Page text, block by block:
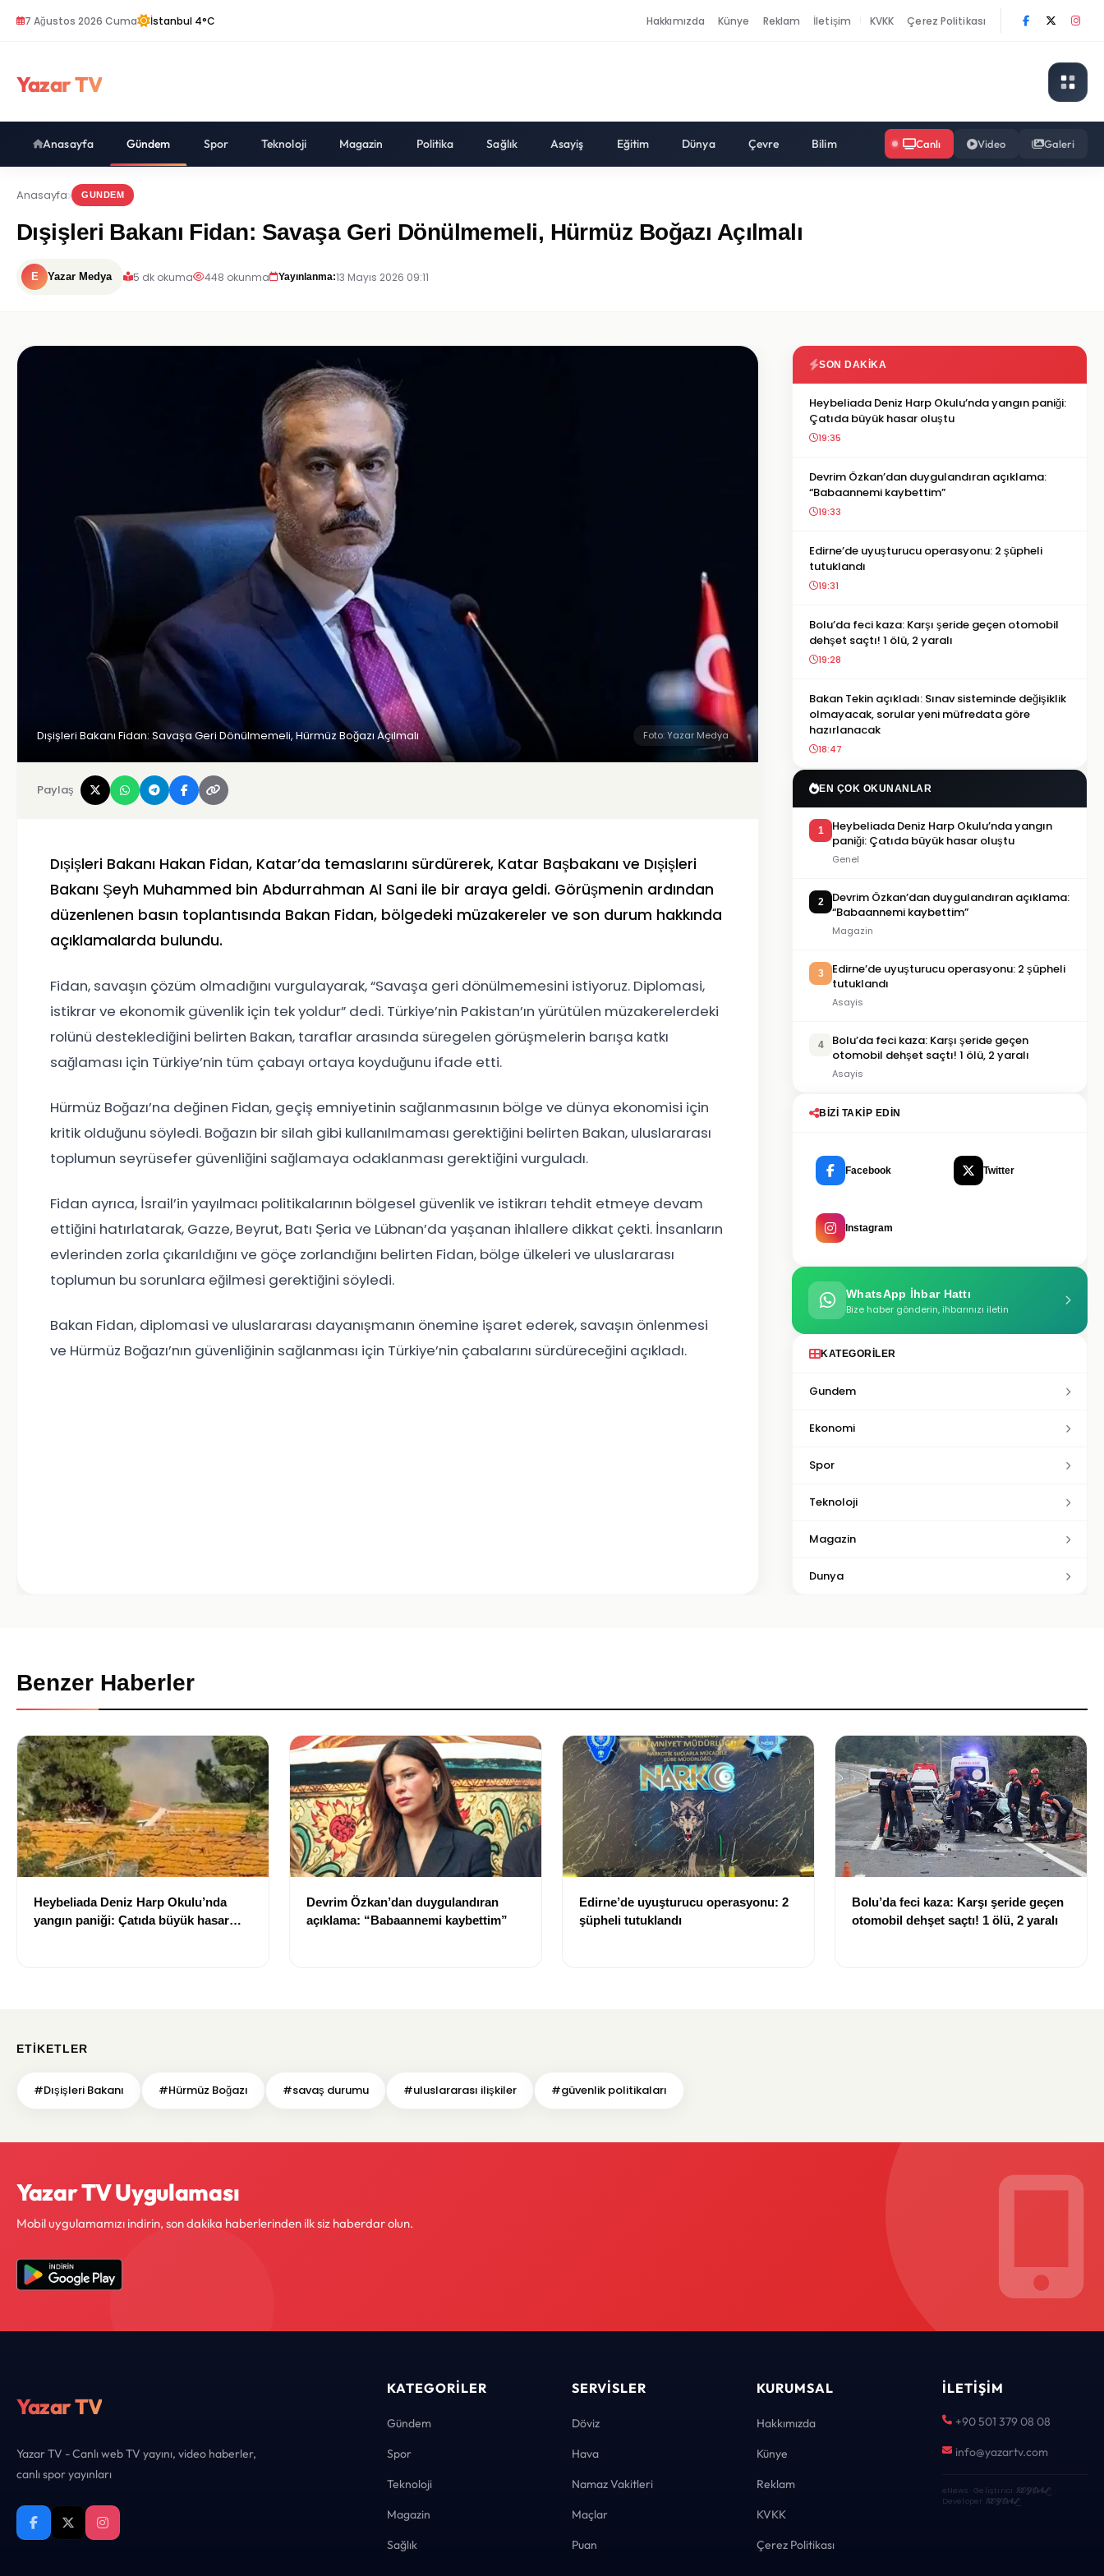
7 Ağustos 2026 Cuma İstanbul 4°C Hakkımızda Künye Reklam İletişim KVKK Çerez Politikası
Yazar TV
Anasayfa Gündem Spor Teknoloji Magazin Politika Sağlık Asayiş Eğitim Dünya Çevre Bilim Canlı Video Galeri
Anasayfa GUNDEM
Dışişleri Bakanı Fidan: Savaşa Geri Dönülmemeli, Hürmüz Boğazı Açılmalı
E Yazar Medya 5 dk okuma 448 okunma Yayınlanma:13 Mayıs 2026 09:11
Dışişleri Bakanı Fidan: Savaşa Geri Dönülmemeli, Hürmüz Boğazı Açılmalı Foto: Yazar Medya
Paylaş
Dışişleri Bakanı Hakan Fidan, Katar’da temaslarını sürdürerek, Katar Başbakanı ve Dışişleri
Bakanı Şeyh Muhammed bin Abdurrahman Al Sani ile bir araya geldi. Görüşmenin ardından
düzenlenen basın toplantısında Bakan Fidan, bölgedeki müzakereler ve son durum hakkında
açıklamalarda bulundu.
Fidan, savaşın çözüm olmadığını vurgulayarak, “Savaşa geri dönülmemesini istiyoruz. Diplomasi,
istikrar ve ekonomik güvenlik için tek yoldur” dedi. Türkiye’nin Pakistan’ın yürütülen müzakerelerdeki
rolünü desteklediğini belirten Bakan, taraflar arasında süregelen görüşmelerin barışa katkı
sağlaması için Türkiye’nin tüm çabayı ortaya koyduğunu ifade etti.
Hürmüz Boğazı’na değinen Fidan, geçiş emniyetinin sağlanmasının bölge ve dünya ekonomisi için
kritik olduğunu söyledi. Boğazın bir silah gibi kullanılmaması gerektiğini belirten Bakan, uluslararası
toplumun seyrüsefer güvenliğini sağlamaya odaklanması gerektiğini vurguladı.
Fidan ayrıca, İsrail’in yayılmacı politikalarının bölgesel güvenlik ve istikrarı tehdit etmeye devam
ettiğini hatırlatarak, Gazze, Beyrut, Batı Şeria ve Lübnan’da yaşanan ihlallere dikkat çekti. İnsanların
evlerinden zorla çıkarıldığını ve göçe zorlandığını belirten Fidan, bölge ülkeleri ve uluslararası
toplumun bu sorunlara eğilmesi gerektiğini söyledi.
Bakan Fidan, diplomasi ve uluslararası dayanışmanın önemine işaret ederek, savaşın önlenmesi
ve Hürmüz Boğazı’nın güvenliğinin sağlanması için Türkiye’nin çabalarını sürdüreceğini açıkladı.
SON DAKIKA
Heybeliada Deniz Harp Okulu’nda yangın paniği:
Çatıda büyük hasar oluştu
19:35
Devrim Özkan’dan duygulandıran açıklama:
“Babaannemi kaybettim”
19:33
Edirne’de uyuşturucu operasyonu: 2 şüpheli
tutuklandı
19:31
Bolu’da feci kaza: Karşı şeride geçen otomobil
dehşet saçtı! 1 ölü, 2 yaralı
19:28
Bakan Tekin açıkladı: Sınav sisteminde değişiklik
olmayacak, sorular yeni müfredata göre
hazırlanacak
18:47
EN ÇOK OKUNANLAR
1
Heybeliada Deniz Harp Okulu’nda yangın
paniği: Çatıda büyük hasar oluştu
Genel
2
Devrim Özkan’dan duygulandıran açıklama:
“Babaannemi kaybettim”
Magazin
3
Edirne’de uyuşturucu operasyonu: 2 şüpheli
tutuklandı
Asayis
4
Bolu’da feci kaza: Karşı şeride geçen
otomobil dehşet saçtı! 1 ölü, 2 yaralı
Asayis
BIZI TAKIP EDIN
Facebook Twitter
Instagram
WhatsApp İhbar Hattı
Bize haber gönderin, ihbarınızı iletin
KATEGORILER
Gundem
Ekonomi
Spor
Teknoloji
Magazin
Dunya
Benzer Haberler
Heybeliada Deniz Harp Okulu’nda
yangın paniği: Çatıda büyük hasar
Devrim Özkan’dan duygulandıran
açıklama: “Babaannemi kaybettim”
Edirne’de uyuşturucu operasyonu: 2
şüpheli tutuklandı
Bolu’da feci kaza: Karşı şeride geçen
otomobil dehşet saçtı! 1 ölü, 2 yaralı
ETIKETLER
#Dışişleri Bakanı #Hürmüz Boğazı #savaş durumu #uluslararası ilişkiler #güvenlik politikaları
Yazar TV Uygulaması
Mobil uygulamamızı indirin, son dakika haberlerinden ilk siz haberdar olun.
Yazar TV
Yazar TV - Canlı web TV yayını, video haberler,
canlı spor yayınları
KATEGORILER
Gündem
Spor
Teknoloji
Magazin
Sağlık
SERVISLER
Döviz
Hava
Namaz Vakitleri
Maçlar
Puan
KURUMSAL
Hakkımızda
Künye
Reklam
KVKK
Çerez Politikası
İLETIŞIM
+90 501 379 08 08
info@yazartv.com
eNews · Geliştirici KEYDAL·
Developer KEYDAL